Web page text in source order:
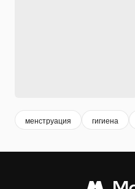
менструация гигиена